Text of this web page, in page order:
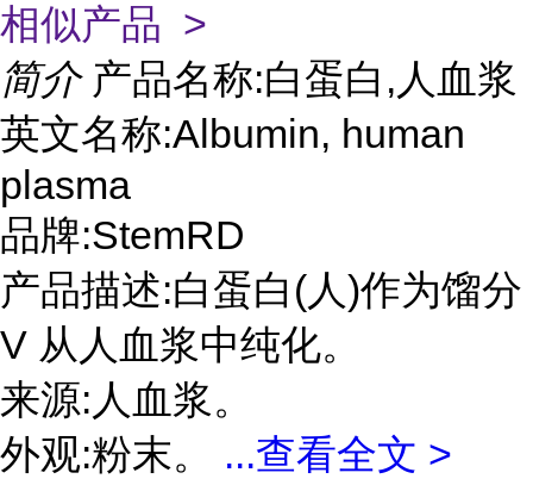
相似产品 >
简介 产品名称:白蛋白,人血浆
英文名称:Albumin, human
plasma
品牌:StemRD
产品描述:白蛋白(人)作为馏分
V 从人血浆中纯化。
来源:人血浆。
外观:粉末。 ...查看全文 >